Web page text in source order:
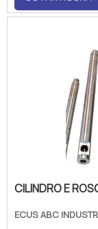
compressão; Compressão;
para cada tipo
CILINDRO E
ECUS ABC